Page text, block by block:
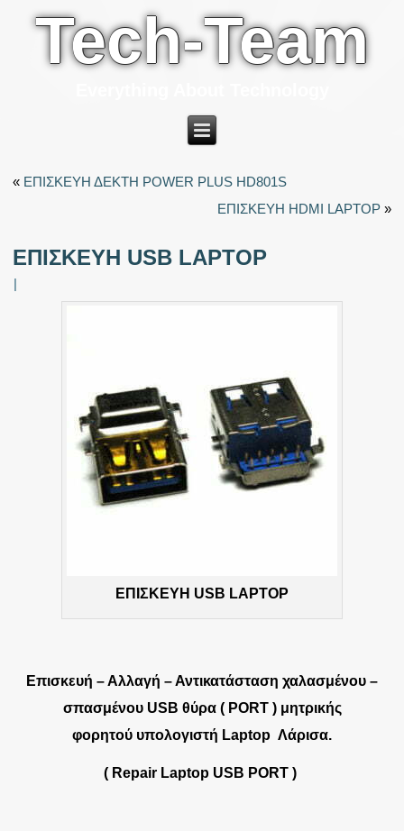
Tech-Team
« ΕΠΙΣΚΕΥΗ ΔΕΚΤΗ POWER PLUS HD801S
ΕΠΙΣΚΕΥΗ HDMI LAPTOP»
ΕΠΙΣΚΕΥΗ USB LAPTOP
|
ΕΠΙΣΚΕΥΗ USB LAPTOP
Επισκευή – Αλλαγή – Αντικατάσταση χαλασμένου –
σπασμένου USB θύρα ( PORT ) μητρικής
φορητού υπολογιστή Laptop Λάρισα.
( Repair Laptop USB PORT )